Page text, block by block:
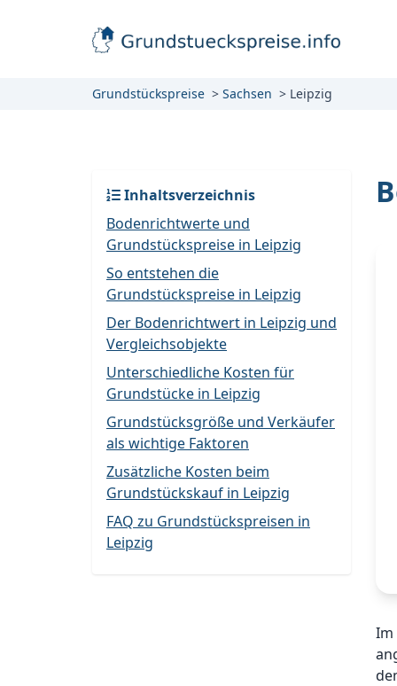
Grundstückspreise Sachsen Leipzig
Inhaltsverzeichnis
Bodenrichtwerte und
Grundstückspreise in Leipzig
So entstehen die
Grundstückspreise in Leipzig
Der Bodenrichtwert in Leipzig und
Vergleichsobjekte
Unterschiedliche Kosten für
Grundstücke in Leipzig
Grundstücksgröße und Verkäufer
als wichtige Faktoren
Zusätzliche Kosten beim
Grundstückskauf in Leipzig
FAQ zu Grundstückspreisen in
Leipzig
Im